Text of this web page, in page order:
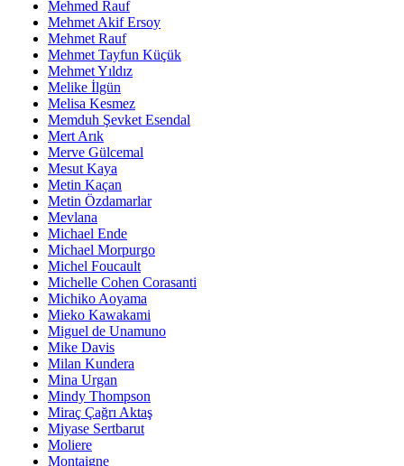
Mehmed Rauf
Mehmet Akif Ersoy
Mehmet Rauf
Mehmet Tayfun Küçük
Mehmet Yıldız
Melike İlgün
Melisa Kesmez
Memduh Şevket Esendal
Mert Arık
Merve Gülcemal
Mesut Kaya
Metin Kaçan
Metin Özdamarlar
Mevlana
Michael Ende
Michael Morpurgo
Michel Foucault
Michelle Cohen Corasanti
Michiko Aoyama
Mieko Kawakami
Miguel de Unamuno
Mike Davis
Milan Kundera
Mina Urgan
Mindy Thompson
Miraç Çağrı Aktaş
Miyase Sertbarut
Moliere
Montaigne